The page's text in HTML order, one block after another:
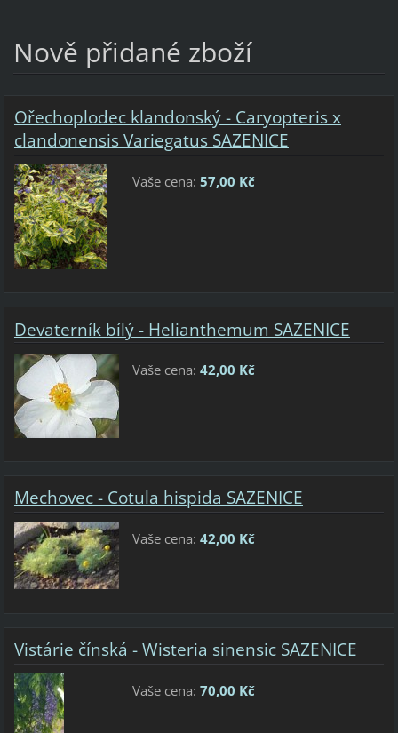
Nově přidané zboží
Ořechoplodec klandonský - Caryopteris x
clandonensis Variegatus SAZENICE
Vaše cena: 57,00 Kč
Devaterník bílý - Helianthemum SAZENICE
Vaše cena: 42,00 Kč
Mechovec - Cotula hispida SAZENICE
Vaše cena: 42,00 Kč
Vistárie čínská - Wisteria sinensic SAZENICE
Vaše cena: 70,00 Kč